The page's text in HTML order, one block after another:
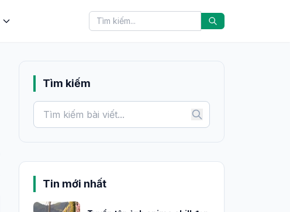
Tìm kiếm
Tin mới nhất